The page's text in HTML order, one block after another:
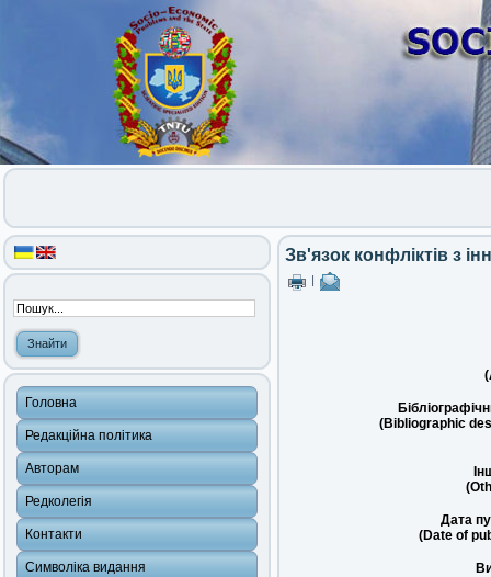
Головна
Редакційна політика
Авторам
Редколегія
Контакти
Символіка видання
Зв'язок конфліктів з
(Bibliographic
Дата
(Date of